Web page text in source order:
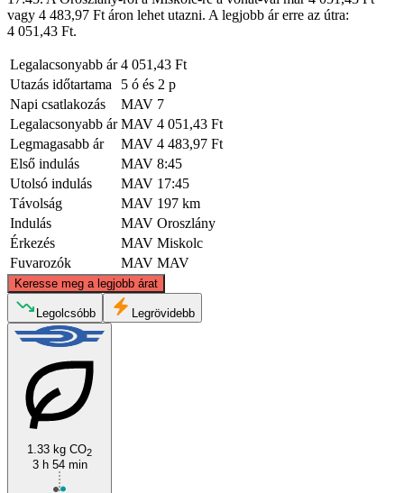
vagy 4 483,97 Ft áron lehet utazni. A legjobb ár erre az útra:
4 051,43 Ft.
Legalacsonyabb ár 4 051,43 Ft
Utazás időtartama
5 ó és 2 p
Napi csatlakozás
MAV 7
Legalacsonyabb ár MAV 4 051,43 Ft
Legmagasabb ár
MAV 4 483,97 Ft
Első indulás
MAV 8:45
Utolsó indulás
MAV 17:45
Távolság
MAV 197 km
Indulás
MAV Oroszlány
Érkezés
MAV Miskolc
Fuvarozók
MAV MAV
Keresse meg a legjobb árat
Oroszlany
Legolcsóbb Legrövidebb
1.33 kg CO2
3 h 54 min